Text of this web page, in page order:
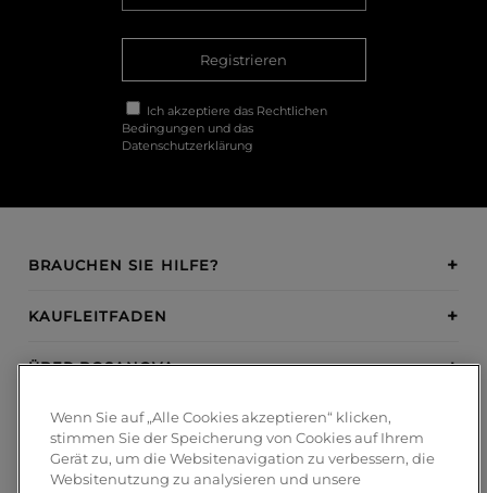
Registrieren
Ich akzeptiere das Rechtlichen
Bedingungen und das
Datenschutzerklärung
BRAUCHEN SIE HILFE?
KAUFLEITFADEN
ÜBER BOSANOVA
INSPIRATION
ZAHLUNGSMETHODEN
Wenn Sie auf „Alle Cookies akzeptieren“ klicken,
stimmen Sie der Speicherung von Cookies auf Ihrem
Gerät zu, um die Websitenavigation zu verbessern, die
Websitenutzung zu analysieren und unsere